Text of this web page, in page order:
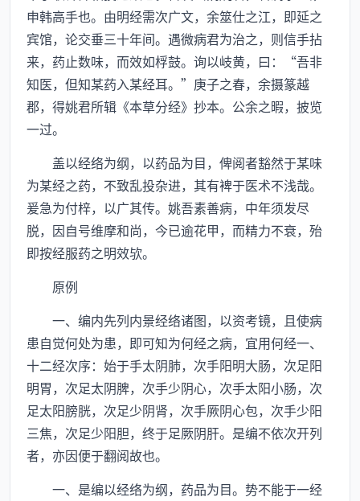
申韩高手也。由明经需次广文，余筮仕之江，即延之
宾馆，论交垂三十年间。遇微病君为治之，则信手拈
来，药止数味，而效如桴鼓。询以岐黄，曰：“吾非
知医，但知某药入某经耳。”庚子之春，余摄篆越
郡，得姚君所辑《本草分经》抄本。公余之暇，披览
一过。
盖以经络为纲，以药品为目，俾阅者豁然于某味
为某经之药，不致乱投杂进，其有裨于医术不浅哉。
爰急为付梓，以广其传。姚吾素善病，中年须发尽
脱，因自号维摩和尚，今已逾花甲，而精力不衰，殆
即按经服药之明效欤。
原例
一、编内先列内景经络诸图，以资考镜，且使病
患自觉何处为患，即可知为何经之病，宜用何经一、
十二经次序：始于手太阴肺，次手阳明大肠，次足阳
明胃，次足太阴脾，次手少阴心，次手太阳小肠，次
足太阳膀胱，次足少阴肾，次手厥阴心包，次手少阳
三焦，次足少阳胆，终于足厥阴肝。是编不依次开列
者，亦因便于翻阅故也。
一、是编以经络为纲，药品为目。势不能于一经